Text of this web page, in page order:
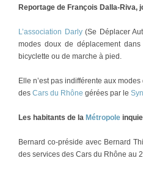
Reportage de François Dalla-Riva,
L’association Darly(Se Déplacer
modes doux de déplacement
bicyclette ou de marche à pied.
Elle n’est pas indifférente aux
des Cars du Rhône gérées par le
Les habitants de la Métropole
Bernard co-préside avec Bernard
des services des Cars du Rhône au